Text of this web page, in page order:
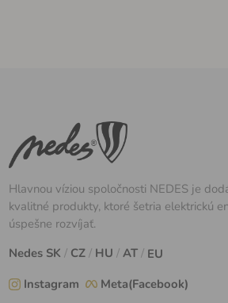
Hlavnou víziou spoločnosti NEDES je
kvalitné produkty, ktoré šetria elektrickú
úspešne rozvíjať.
Nedes SK / CZ / HU / AT / EU
Instagram
Meta(Facebook)